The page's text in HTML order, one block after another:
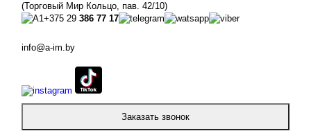
(Торговый Мир Кольцо, пав. 42/10)
+375 29 386 77 17
info@a-im.by
Заказать звонок